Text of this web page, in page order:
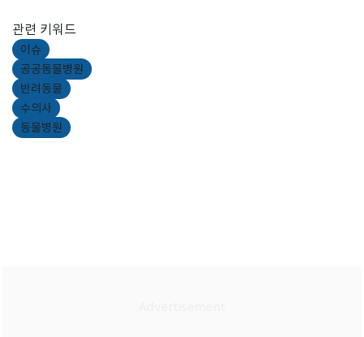
관련 키워드
이슈
공공동물병원
반려동물
수의사
동물병원